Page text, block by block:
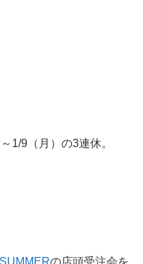
1/9（月）の3連休。